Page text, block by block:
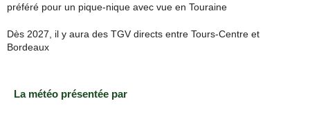
préféré pour un pique-nique avec vue en Touraine
Dès 2027, il y aura des TGV directs entre Tours-Centre et
Bordeaux
La météo présentée par